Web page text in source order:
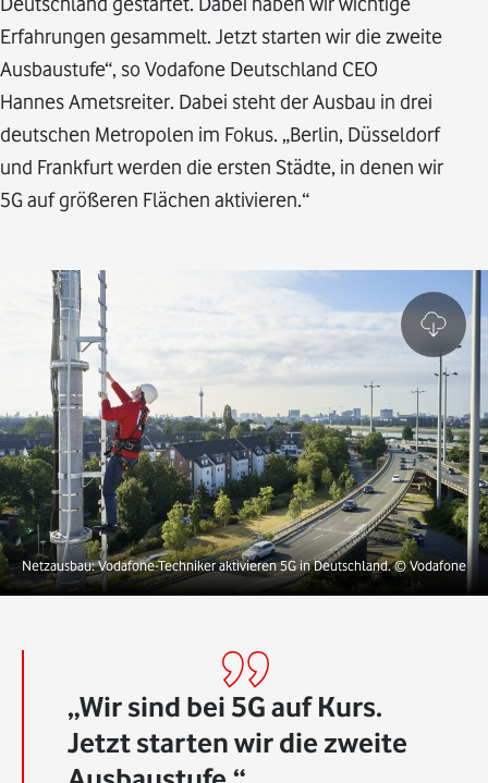
Erfahrungen gesammelt. Jetzt starten wir die zweite
Ausbaustufe“, so Vodafone Deutschland CEO
Hannes Ametsreiter. Dabei steht der Ausbau in drei
deutschen Metropolen im Fokus. „Berlin, Düsseldorf
und Frankfurt werden die ersten Städte, in denen wir
5G auf größeren Flächen aktivieren.“
Netzausbau: Vodafone-Techniker aktivieren 5G in Deutschland.© Vodafone
Wir sind bei 5G auf Kurs.
Jetzt starten wir die zweite